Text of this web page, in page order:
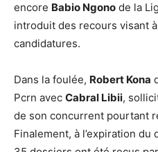
encore Babio Ngono de la
introduit des recours visant
candidatures.
Dans la foulée, Robert Kona
Pcrn avec Cabral Libii,
de son concurrent pourtant
Finalement, à l’expiration